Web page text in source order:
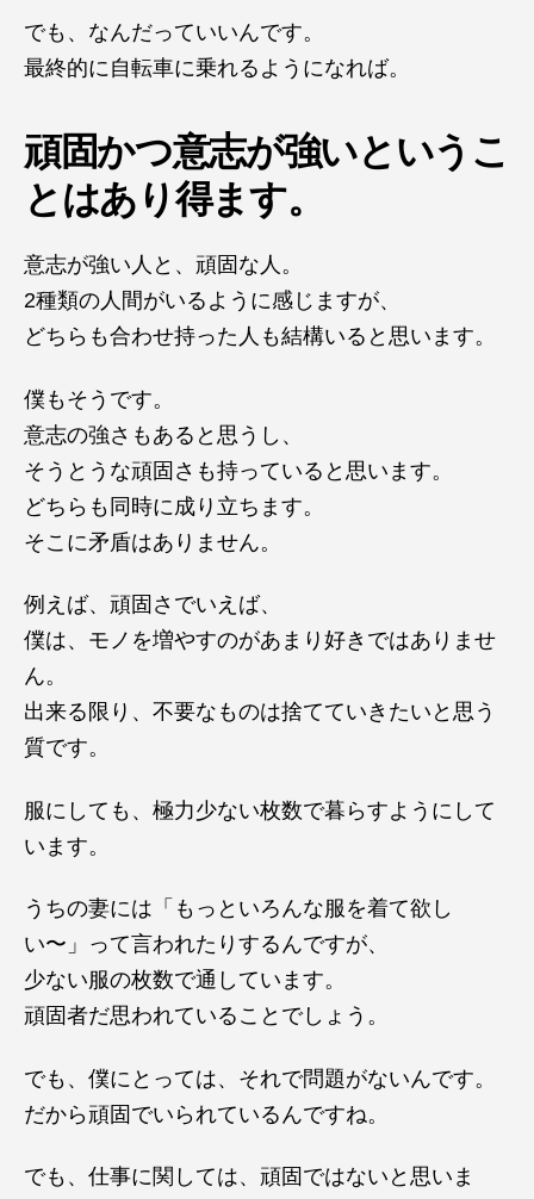
でも、なんだっていいんです。
最終的に自転車に乗れるようになれば。
頑固かつ意志が強いというこ
とはあり得ます。
意志が強い人と、頑固な人。
2種類の人間がいるように感じますが、
どちらも合わせ持った人も結構いると思います。
僕もそうです。
意志の強さもあると思うし、
そうとうな頑固さも持っていると思います。
どちらも同時に成り立ちます。
そこに矛盾はありません。
例えば、頑固さでいえば、
僕は、モノを増やすのがあまり好きではありませ
ん。
出来る限り、不要なものは捨てていきたいと思う
質です。
服にしても、極力少ない枚数で暮らすようにして
います。
うちの妻には「もっといろんな服を着て欲し
い〜」って言われたりするんですが、
少ない服の枚数で通しています。
頑固者だ思われていることでしょう。
でも、僕にとっては、それで問題がないんです。
だから頑固でいられているんですね。
でも、仕事に関しては、頑固ではないと思いま